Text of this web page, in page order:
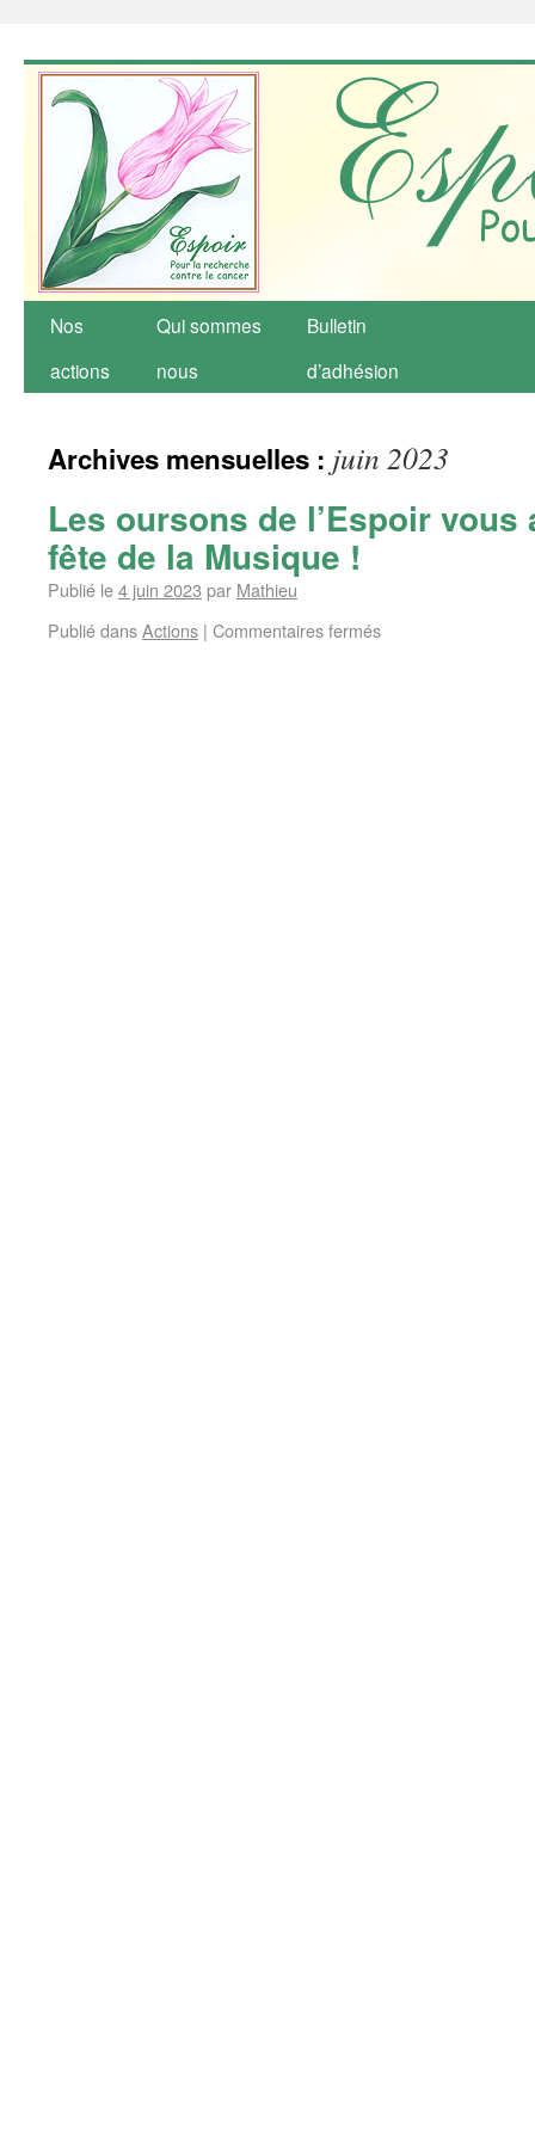
Nos
actions
Qui sommes
nous
Bulletin
d’adhésion
Archives mensuelles : juin 2023
Les oursons de l’Espoir vous
fête de la Musique !
Publié le4 juin 2023 par Mathieu
Publié dansActions | Commentaires fermés